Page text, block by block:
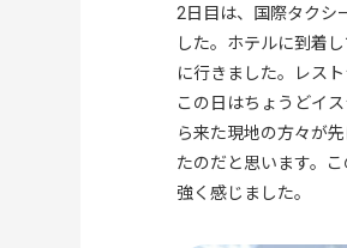
2日目は、国際タクシ
した。ホテルに到着
に行きました。レス
この日はちょうどイ
ら来た現地の方々が
たのだと思います。
強く感じました。